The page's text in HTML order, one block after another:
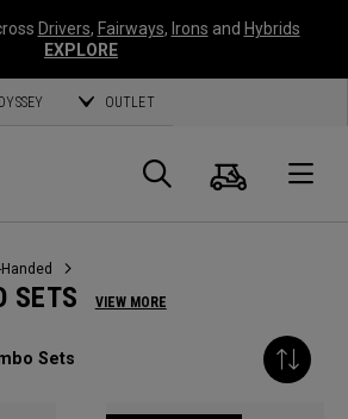
Drivers, Fairways, Irons and Hybrids
EXPLORE
OUTLET
Panier
SETS VIEW MORE
Sets